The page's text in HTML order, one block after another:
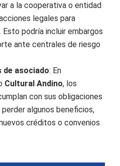
a la cooperativa o entidad
legales para
Esto podría incluir embargos
ante centrales de riesgo
de asociado: En
Cultural Andino, los
con sus obligaciones
algunos beneficios,
créditos o convenios